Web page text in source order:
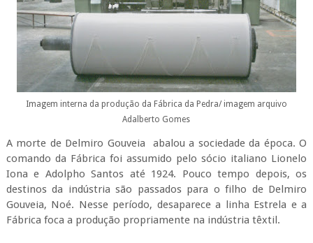
Imagem interna da produção da Fábrica da Pedra/ imagem arquivo
Adalberto Gomes
A morte de Delmiro Gouveia abalou a sociedade da época. O
comando da Fábrica foi assumido pelo sócio italiano Lionelo
Iona e Adolpho Santos até 1924. Pouco tempo depois, os
destinos da indústria são passados para o filho de Delmiro
Gouveia, Noé. Nesse período, desaparece a linha Estrela e a
Fábrica foca a produção propriamente na indústria têxtil.